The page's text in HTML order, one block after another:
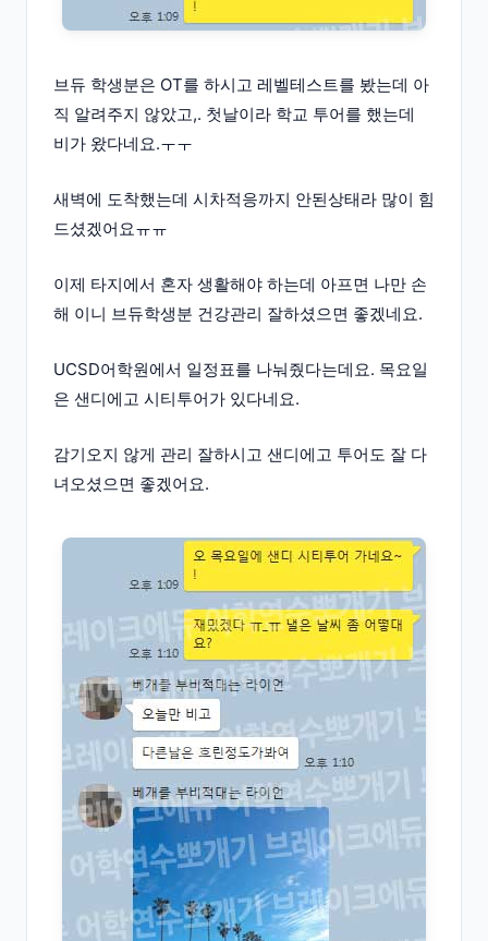
브듀 학생분은 OT를 하시고 레벨테스트를 봤는데 아
직 알려주지 않았고,. 첫날이라 학교 투어를 했는데
비가 왔다네요.ㅜㅜ
새벽에 도착했는데 시차적응까지 안된상태라 많이 힘
드셨겠어요ㅠㅠ
이제 타지에서 혼자 생활해야 하는데 아프면 나만 손
해 이니 브듀학생분 건강관리 잘하셨으면 좋겠네요.
UCSD어학원에서 일정표를 나눠줬다는데요. 목요일
은 샌디에고 시티투어가 있다네요.
감기오지 않게 관리 잘하시고 샌디에고 투어도 잘 다
녀오셨으면 좋겠어요.